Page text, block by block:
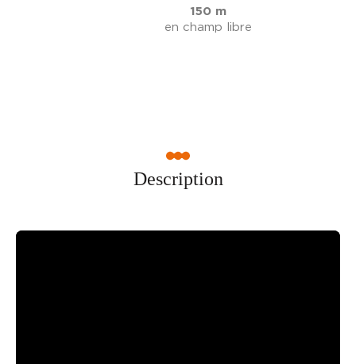
150 m
en champ libre
Description